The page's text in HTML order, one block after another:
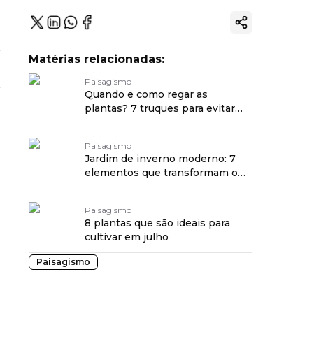
Copiar link
Matérias relacionadas:
Paisagismo
Quando e como regar as
plantas? 7 truques para evitar
Paisagismo
Jardim de inverno moderno: 7
elementos que transformam o
Paisagismo
8 plantas que são ideais para
cultivar em julho
Paisagismo